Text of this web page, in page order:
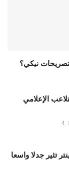
تصريحات نيكي؟
الإعلامي
4
تثير جدلا واسعا